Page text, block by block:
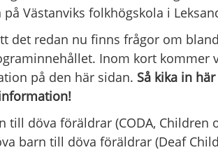
på Västanviks folkhögskola i
det redan nu finns frågor om
Inom kort kommer
på den här sidan. Så kika in
till döva föräldrar (CODA, Children
barn till döva föräldrar (Deaf